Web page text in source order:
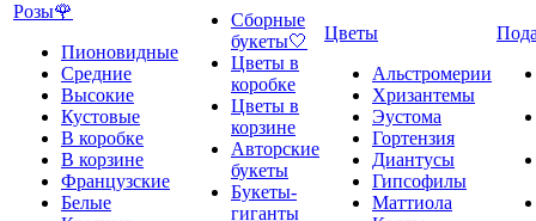
Розы🌹
Пионовидные
Средние
Высокие
Кустовые
В коробке
В корзине
Французские
Белые
Сборные
букеты🤍
Цветы в
коробке
Цветы в
корзине
Авторские
букеты
Букеты-
гиганты
Цветы
Альстромерии
Хризантемы
Эустома
Гортензия
Диантусы
Гипсофилы
Маттиола